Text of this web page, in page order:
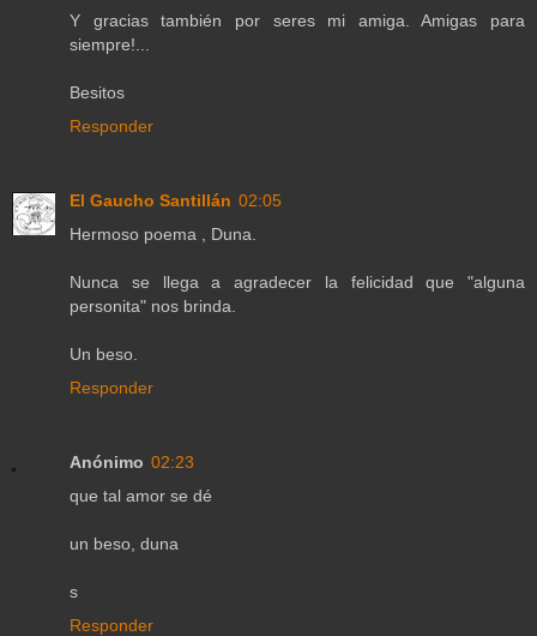
Y gracias también por seres mi amiga. Amigas para
siempre!...
Besitos
Responder
El Gaucho Santillán 02:05
Hermoso poema , Duna.
Nunca se llega a agradecer la felicidad que "alguna
personita" nos brinda.
Un beso.
Responder
Anónimo 02:23
que tal amor se dé
un beso, duna
s
Responder